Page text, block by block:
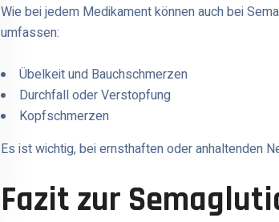
Wie bei jedem Medikament können auch bei
umfassen:
Übelkeit und Bauchschmerzen
Durchfall oder Verstopfung
Kopfschmerzen
Es ist wichtig, bei ernsthaften oder anhaltenden
Fazit zur